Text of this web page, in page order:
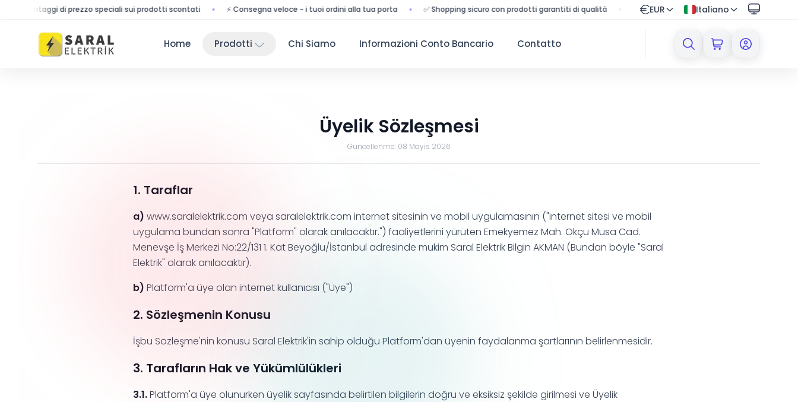
di prezzo speciali sui prodotti scontati ⚡ Consegna veloce - i tuoi ordini alla tua porta ✅ Shopping sicuro con prodotti garantiti di qualità 🔒 Shopping protetto con sistema di pagamento
EUR Italiano
Home Prodotti Chi Siamo Informazioni Conto Bancario Contatto
Üyelik Sözleşmesi
Güncellenme: 08 Mayıs 2026
1. Taraflar
a) www.saralelektrik.com veya saralelektrik.com internet sitesinin ve mobil uygulamasının ("internet sitesi ve mobil
uygulama bundan sonra "Platform" olarak anılacaktır.") faaliyetlerini yürüten Emekyemez Mah. Okçu Musa Cad.
Menevşe İş Merkezi No:22/131 1. Kat Beyoğlu/İstanbul adresinde mukim Saral Elektrik Bilgin AKMAN (Bundan böyle "Saral
Elektrik" olarak anılacaktır).
b) Platform'a üye olan internet kullanıcısı ("Üye")
2. Sözleşmenin Konusu
İşbu Sözleşme'nin konusu Saral Elektrik'in sahip olduğu Platform'dan üyenin faydalanma şartlarının belirlenmesidir.
3. Tarafların Hak ve Yükümlülükleri
3.1.Platform'a üye olunurken üyelik sayfasında belirtilen bilgilerin doğru ve eksiksiz şekilde girilmesi ve Üyelik